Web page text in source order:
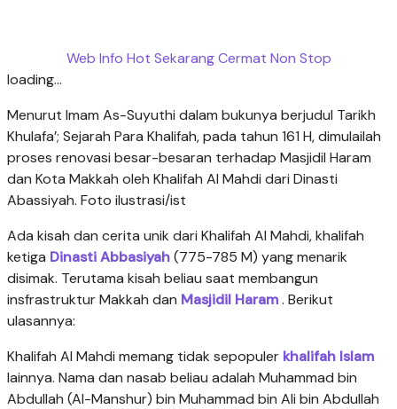
Web Info Hot Sekarang Cermat Non Stop
loading...
Menurut Imam As-Suyuthi dalam bukunya berjudul Tarikh
Khulafa’; Sejarah Para Khalifah, pada tahun 161 H, dimulailah
proses renovasi besar-besaran terhadap Masjidil Haram
dan Kota Makkah oleh Khalifah Al Mahdi dari Dinasti
Abassiyah. Foto ilustrasi/ist
Ada kisah dan cerita unik dari Khalifah Al Mahdi, khalifah
ketiga Dinasti Abbasiyah(775-785 M) yang menarik
disimak. Terutama kisah beliau saat membangun
insfrastruktur Makkah dan Masjidil Haram. Berikut
ulasannya:
Khalifah Al Mahdi memang tidak sepopuler khalifah Islam
lainnya. Nama dan nasab beliau adalah Muhammad bin
Abdullah (Al-Manshur) bin Muhammad bin Ali bin Abdullah